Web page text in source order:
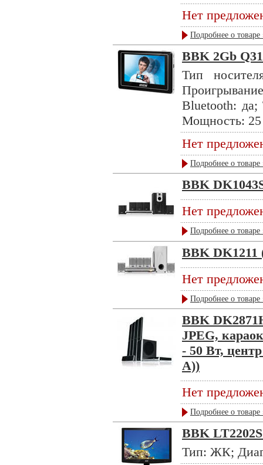
Нет
Подробнее о товаре
BBK 2Gb Q31
Тип
Bluetooth: да;
Мощность:
Нет
Подробнее о товаре
BBK
Нет
Подробнее о товаре
BBK DK1211
Нет
Подробнее о товаре
BBK
JPEG,
- 50 Вт,
A))
Нет
Подробнее о товаре
BBK
Тип: ЖК;